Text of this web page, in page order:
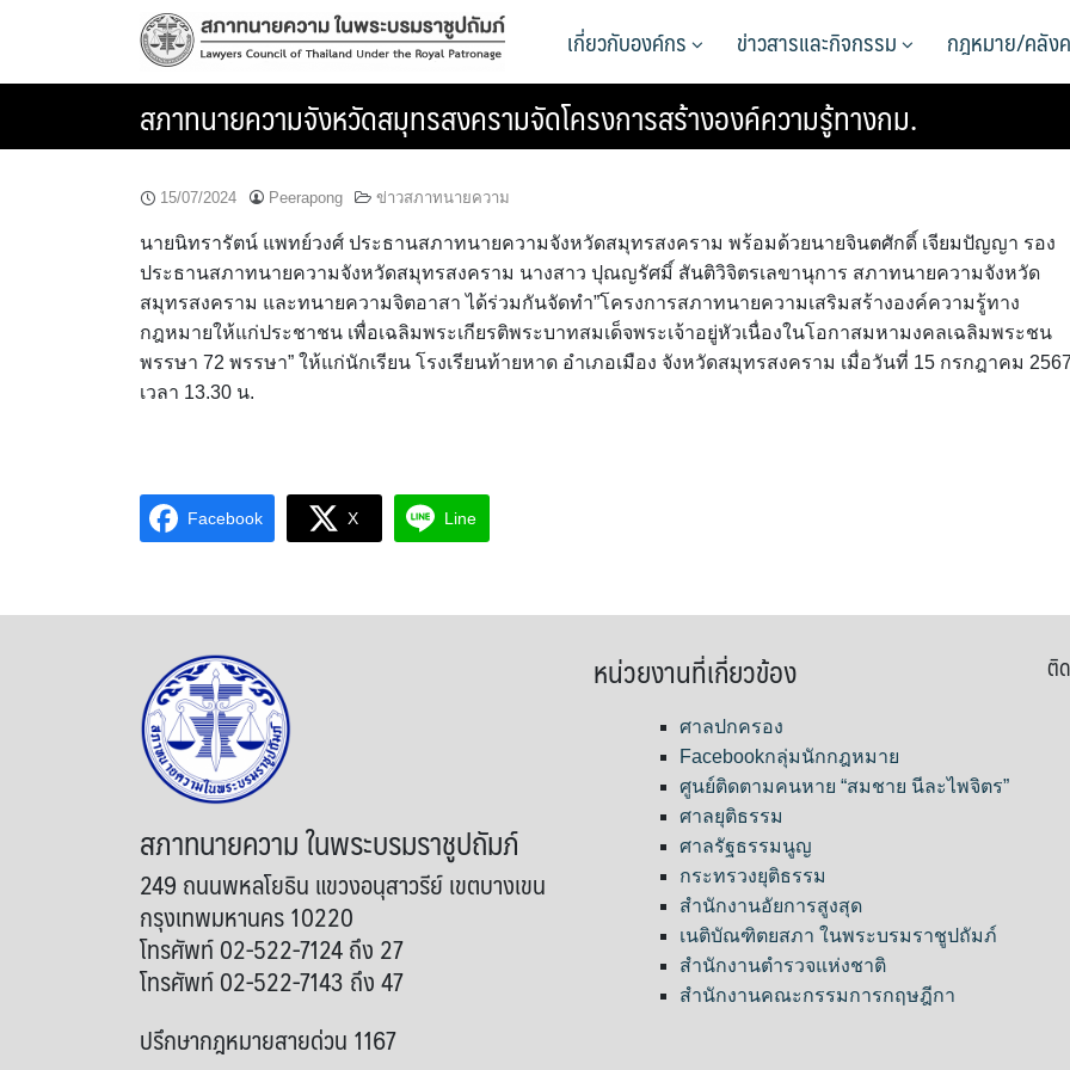
เกี่ยวกับองค์กร ข่าวสารและกิจกรรม กฎหมาย/คลัง
สภาทนายความจังหวัดสมุทรสงครามจัดโครงการสร้างองค์ความรู้ทางกม.
15/07/2024 Peerapong ข่าวสภาทนายความ
นายนิทรารัตน์ แพทย์วงศ์ ประธานสภาทนายความจังหวัดสมุทรสงคราม พร้อมด้วยนายจินตศักดิ์ เจียมปัญญา รอง
ประธานสภาทนายความจังหวัดสมุทรสงคราม นางสาว ปุณญรัศมิ์ สันติวิจิตรเลขานุการ สภาทนายความจังหวัด
สมุทรสงคราม และทนายความจิตอาสา ได้ร่วมกันจัดทำ”โครงการสภาทนายความเสริมสร้างองค์ความรู้ทาง
กฎหมายให้แก่ประชาชน เพื่อเฉลิมพระเกียรติพระบาทสมเด็จพระเจ้าอยู่หัวเนื่องในโอกาสมหามงคลเฉลิมพระชน
พรรษา 72 พรรษา” ให้แก่นักเรียน โรงเรียนท้ายหาด อำเภอเมือง จังหวัดสมุทรสงคราม เมื่อวันที่ 15 กรกฎาคม 2567
เวลา 13.30 น.
Facebook X Line
สภาทนายความ ในพระบรมราชูปถัมภ์
249 ถนนพหลโยธิน แขวงอนุสาวรีย์ เขตบางเขน
กรุงเทพมหานคร 10220
โทรศัพท์ 02-522-7124 ถึง 27
โทรศัพท์ 02-522-7143 ถึง 47
ปรึกษากฎหมายสายด่วน 1167
หน่วยงานที่เกี่ยวข้อง
ศาลปกครอง
Facebookกลุ่มนักกฎหมาย
ศูนย์ติดตามคนหาย “สมชาย นีละไพจิตร”
ศาลยุติธรรม
ศาลรัฐธรรมนูญ
กระทรวงยุติธรรม
สำนักงานอัยการสูงสุด
เนติบัณฑิตยสภา ในพระบรมราชูปถัมภ์
สำนักงานตำรวจแห่งชาติ
สำนักงานคณะกรรมการกฤษฎีกา
ติ